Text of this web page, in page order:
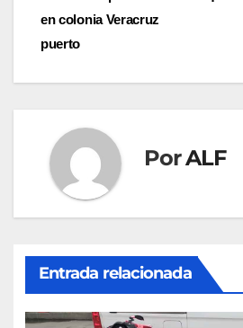
de
entradas
en colonia Veracruz
puerto
PorALF
Entrada relacionada